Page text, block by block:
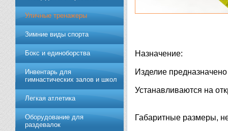
Назначение:
Изделие
Устанавливаются на
Габаритные размеры,
Уличные тренажеры
Зимние виды спорта
Бокс и единоборства
Инвентарь для
гимнастических залов и школ
Легкая атлетика
Оборудование для
раздевалок